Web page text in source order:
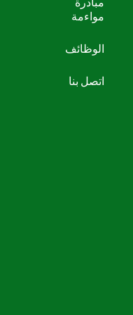
مواءمة
الوظائف
اتصل بنا